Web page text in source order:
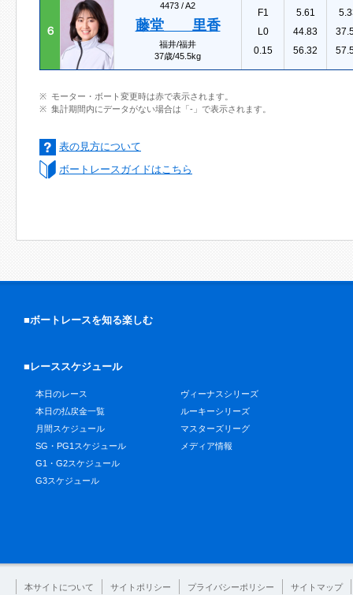
６
4473 /A2
藤堂 里香
福井/福井
37歳/45.5kg
F1
L0
0.15
5.61
44.83
56.32
モーター・ボート変更時は赤で表示されます。
集計期間内にデータがない場合は「-」で表示されます。
表の見方について
ボートレースガイドはこちら
■ボートレースを知る楽しむ
■レーススケジュール
本日のレース
本日の払戻金一覧
月間スケジュール
SG・PG1スケジュール
G1・G2スケジュール
G3スケジュール
ヴィーナスシリーズ
ルーキーシリーズ
マスターズリーグ
メディア情報
本サイトについて サイトポリシー プライバシーポリシー サイトマップ